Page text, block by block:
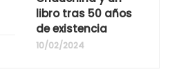
libro tras 50 años
de existencia
10/02/2024